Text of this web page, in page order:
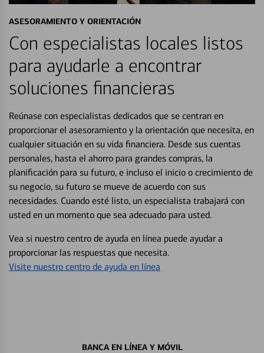
ASESORAMIENTO Y ORIENTACIÓN
Con especialistas locales listos
para ayudarle a encontrar
soluciones financieras
Reúnase con especialistas dedicados que se centran en
proporcionar el asesoramiento y la orientación que necesita, en
cualquier situación en su vida financiera. Desde sus cuentas
personales, hasta el ahorro para grandes compras, la
planificación para su futuro, e incluso el inicio o crecimiento de
su negocio, su futuro se mueve de acuerdo con sus
necesidades. Cuando esté listo, un especialista trabajará con
usted en un momento que sea adecuado para usted.
Vea si nuestro centro de ayuda en línea puede ayudar a
proporcionar las respuestas que necesita.
Visite nuestro centro de ayuda en línea
BANCA EN LÍNEA Y MÓVIL